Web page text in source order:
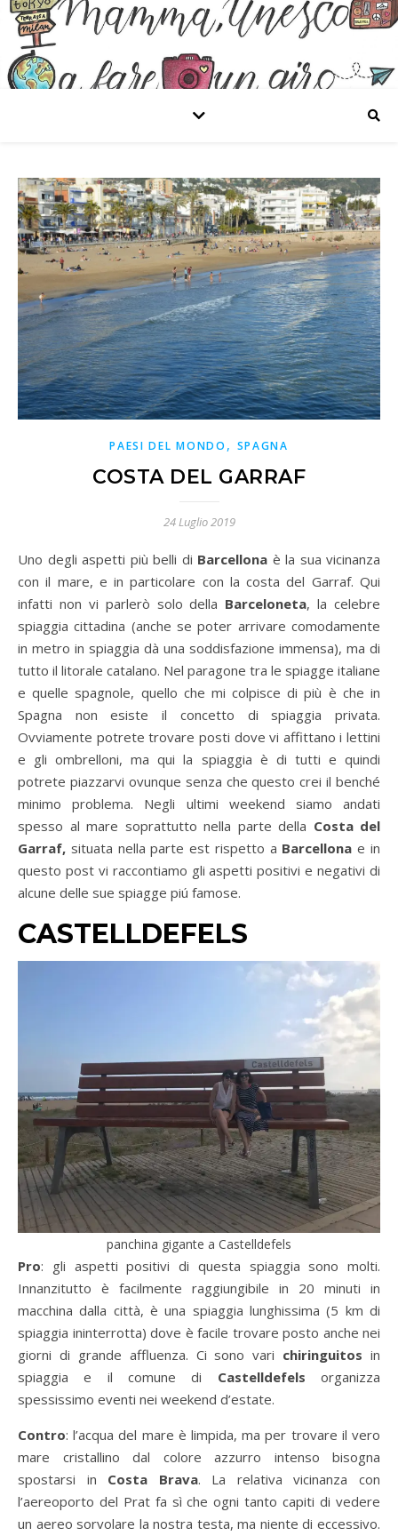
PAESI DEL MONDO , SPAGNA
COSTA DEL GARRAF
24 Luglio 2019
Uno degli aspetti più belli di Barcellona è la sua vicinanza
con il mare, e in particolare con la costa del Garraf. Qui
infatti non vi parlerò solo della Barceloneta, la celebre
spiaggia cittadina (anche se poter arrivare comodamente
in metro in spiaggia dà una soddisfazione immensa), ma di
tutto il litorale catalano. Nel paragone tra le spiagge italiane
e quelle spagnole, quello che mi colpisce di più è che in
Spagna non esiste il concetto di spiaggia privata.
Ovviamente potrete trovare posti dove vi affittano i lettini
e gli ombrelloni, ma qui la spiaggia è di tutti e quindi
potrete piazzarvi ovunque senza che questo crei il benché
minimo problema. Negli ultimi weekend siamo andati
spesso al mare soprattutto nella parte della Costa del
Garraf, situata nella parte est rispetto a Barcellona e in
questo post vi raccontiamo gli aspetti positivi e negativi di
alcune delle sue spiagge piú famose.
CASTELLDEFELS
panchina gigante a Castelldefels
Pro: gli aspetti positivi di questa spiaggia sono molti.
Innanzitutto è facilmente raggiungibile in 20 minuti in
macchina dalla città, è una spiaggia lunghissima (5 km di
spiaggia ininterrotta) dove è facile trovare posto anche nei
giorni di grande affluenza. Ci sono vari chiringuitos in
spiaggia e il comune di Castelldefels organizza
spessissimo eventi nei weekend d’estate.
Contro: l’acqua del mare è limpida, ma per trovare il vero
mare cristallino dal colore azzurro intenso bisogna
spostarsi in Costa Brava. La relativa vicinanza con
l’aereoporto del Prat fa sì che ogni tanto capiti di vedere
un aereo sorvolare la nostra testa, ma niente di eccessivo.